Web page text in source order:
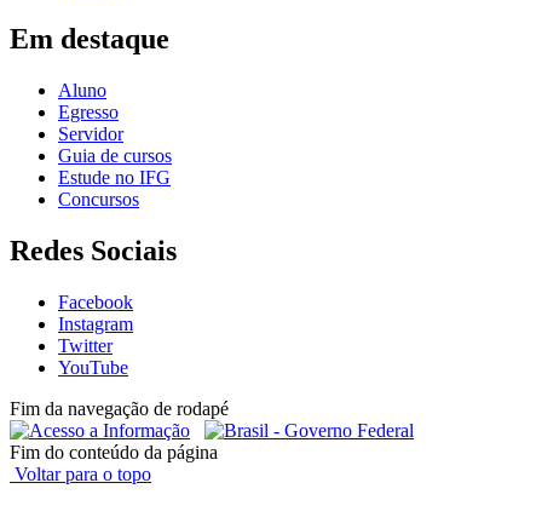
Em destaque
Aluno
Egresso
Servidor
Guia de cursos
Estude no IFG
Concursos
Redes Sociais
Facebook
Instagram
Twitter
YouTube
Fim da navegação de rodapé
Fim do conteúdo da página
Voltar para o topo